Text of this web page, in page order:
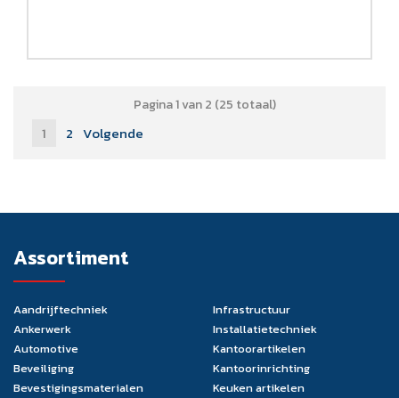
Pagina 1 van 2 (25 totaal)
1 2 Volgende
Assortiment
Aandrijftechniek
Ankerwerk
Automotive
Beveiliging
Bevestigingsmaterialen
Infrastructuur
Installatietechniek
Kantoorartikelen
Kantoorinrichting
Keuken artikelen